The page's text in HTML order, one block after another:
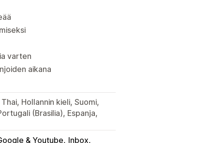
varten
aikana
Hollannin kieli, Suomi,
(Brasilia), Espanja,
& Youtube Inbox